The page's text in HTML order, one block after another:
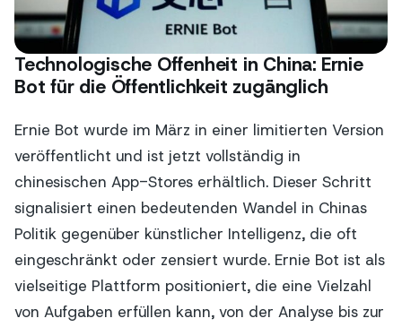
Technologische Offenheit in China: Ernie
Bot für die Öffentlichkeit zugänglich
Ernie Bot wurde im März in einer limitierten Version
veröffentlicht und ist jetzt vollständig in
chinesischen App-Stores erhältlich. Dieser Schritt
signalisiert einen bedeutenden Wandel in Chinas
Politik gegenüber künstlicher Intelligenz, die oft
eingeschränkt oder zensiert wurde. Ernie Bot ist als
vielseitige Plattform positioniert, die eine Vielzahl
von Aufgaben erfüllen kann, von der Analyse bis zur